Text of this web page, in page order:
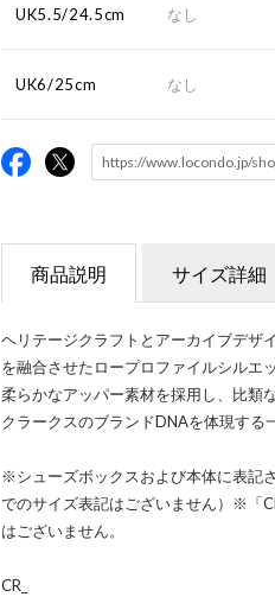
UK5.5/24.5cm なし
UK6/25cm なし
商品説明 サイズ詳細
ヘリテージクラフトとアーカイブデザ
を融合させたロープロファイルシルエ
柔らかなアッパー素材を採用し、比類
クラークスのブランドDNAを体現する
※シューズボックスおよび本体に表記
でのサイズ表記はございません）※「
はございません。
CR_